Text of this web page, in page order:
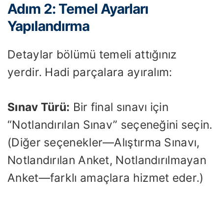
Adım 2: Temel Ayarları
Yapılandırma
Detaylar bölümü temeli attığınız
yerdir. Hadi parçalara ayıralım:
Sınav Türü: Bir final sınavı için
“Notlandırılan Sınav” seçeneğini seçin.
(Diğer seçenekler—Alıştırma Sınavı,
Notlandırılan Anket, Notlandırılmayan
Anket—farklı amaçlara hizmet eder.)